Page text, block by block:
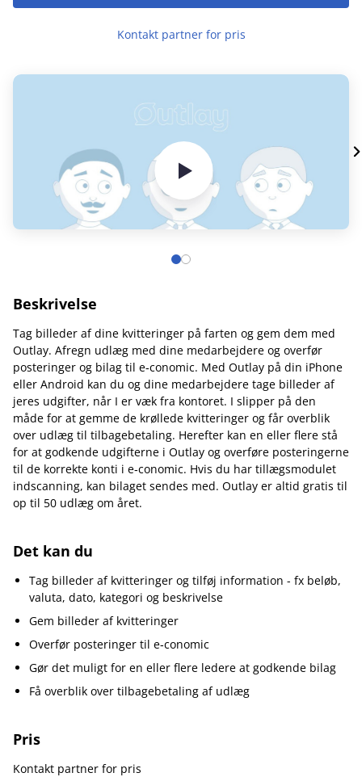
Kontakt partner for pris
Beskrivelse
Tag billeder af dine kvitteringer på farten og gem dem med
Outlay. Afregn udlæg med dine medarbejdere og overfør
posteringer og bilag til e‑conomic. Med Outlay på din iPhone
eller Android kan du og dine medarbejdere tage billeder af
jeres udgifter, når I er væk fra kontoret. I slipper på den
måde for at gemme de krøllede kvitteringer og får overblik
over udlæg til tilbagebetaling. Herefter kan en eller flere stå
for at godkende udgifterne i Outlay og overføre posteringerne
til de korrekte konti i e‑conomic. Hvis du har tillægsmodulet
indscanning, kan bilaget sendes med. Outlay er altid gratis til
op til 50 udlæg om året.
Det kan du
Tag billeder af kvitteringer og tilføj information - fx beløb,
valuta, dato, kategori og beskrivelse
Gem billeder af kvitteringer
Overfør posteringer til e‑conomic
Gør det muligt for en eller flere ledere at godkende bilag
Få overblik over tilbagebetaling af udlæg
Pris
Kontakt partner for pris